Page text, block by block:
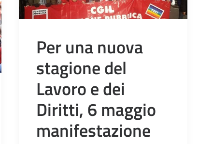
Per una nuova
stagione del
Lavoro e dei
Diritti, 6 maggio
manifestazione